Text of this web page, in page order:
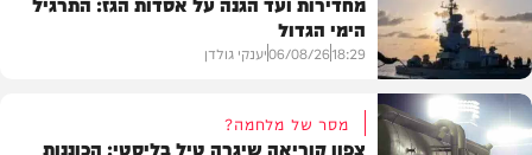
הימי הגדול
18:29
06/08/26יענקי גולדן
מסר של מלחמה?
צפון קוריאה שיגרה טיל בליסטי: הכוננות